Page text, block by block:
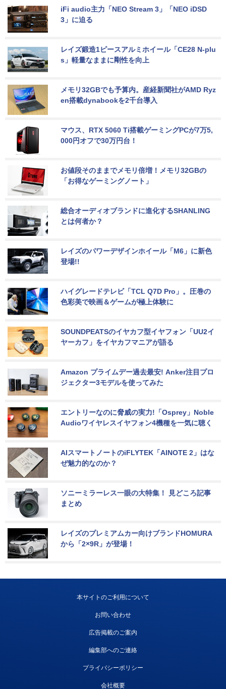
iFi audio主力「NEO Stream 3」「NEO iDSD
3」に迫る
レイズ鍛造1ピースアルミホイール「CE28 N-plu
s」軽量なままに剛性を向上
メモリ32GBでも予算内。産経新聞社がAMD Ryz
en搭載dynabookを2千台導入
マウス、RTX 5060 Ti搭載ゲーミングPCが7万5,
000円オフで30万円台！
お値段そのままでメモリ倍増！メモリ32GBの
「お得なゲーミングノート」
総合オーディオブランドに進化するSHANLING
とは何者か？
レイズのパワーデザインホイール「M6」に新色
登場!!
ハイグレードテレビ「TCL Q7D Pro」。圧巻の
色彩美で映画＆ゲームが極上体験に
SOUNDPEATSのイヤカフ型イヤフォン「UU2イ
ヤーカフ」をイヤカフマニアが語る
Amazon プライムデー過去最安! Anker注目プロ
ジェクター3モデルを使ってみた
エントリーなのに脅威の実力!「Osprey」Noble
Audioワイヤレスイヤフォン4機種を一気に聴く
AIスマートノートのiFLYTEK「AINOTE 2」はな
ぜ魅力的なのか？
ソニーミラーレス一眼の大特集！ 見どころ記事
まとめ
レイズのプレミアムカー向けブランドHOMURA
から「2×9R」が登場！
本サイトのご利用について
お問い合わせ
広告掲載のご案内
編集部へのご連絡
プライバシーポリシー
会社概要